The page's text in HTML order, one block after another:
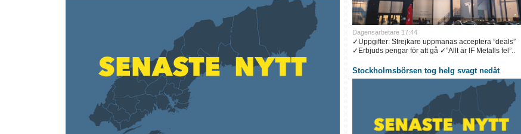
Dagensarbetare 17:44
✓Uppgifter: Strejkare uppmanas acceptera ”deals”
✓Erbjuds pengar för att gå ✓”Allt är IF Metalls fel”..
Stockholmsbörsen tog helg svagt nedåt